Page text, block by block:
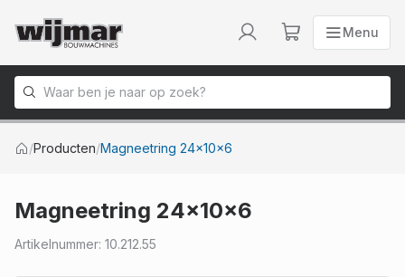
Menu
Menu
Naar homepage
/Producten/Magneetring 24x10x6
Magneetring 24x10x6
Artikelnummer: 10.212.55